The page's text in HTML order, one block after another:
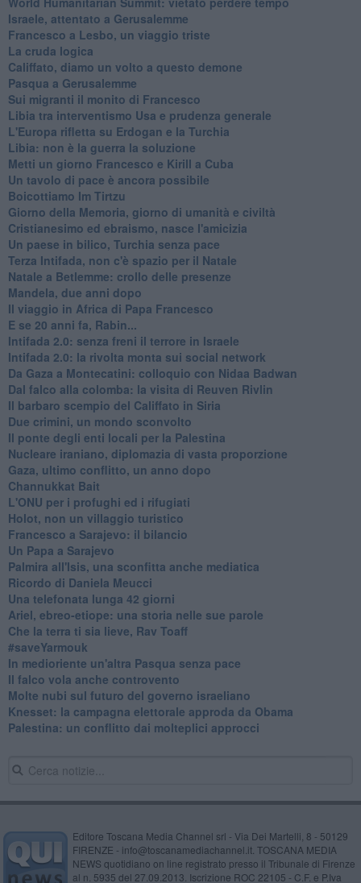
Israele, attentato a Gerusalemme
Francesco a Lesbo, un viaggio triste
La cruda logica
Califfato, diamo un volto a questo demone
Pasqua a Gerusalemme
Sui migranti il monito di Francesco
Libia tra interventismo Usa e prudenza generale
L'Europa rifletta su Erdogan e la Turchia
Libia: non è la guerra la soluzione
Metti un giorno Francesco e Kirill a Cuba
Un tavolo di pace è ancora possibile
Boicottiamo Im Tirtzu
Giorno della Memoria, giorno di umanità e civiltà
Cristianesimo ed ebraismo, nasce l'amicizia
Un paese in bilico, Turchia senza pace
Terza Intifada, non c'è spazio per il Natale
Natale a Betlemme: crollo delle presenze
Mandela, due anni dopo
Il viaggio in Africa di Papa Francesco
E se 20 anni fa, Rabin...
Intifada 2.0: senza freni il terrore in Israele
Intifada 2.0: la rivolta monta sui social network
Da Gaza a Montecatini: colloquio con Nidaa Badwan
Dal falco alla colomba: la visita di Reuven Rivlin
Il barbaro scempio del Califfato in Siria
Due crimini, un mondo sconvolto
Il ponte degli enti locali per la Palestina
Nucleare iraniano, diplomazia di vasta proporzione
Gaza, ultimo conflitto, un anno dopo
Channukkat Bait
L'ONU per i profughi ed i rifugiati
Holot, non un villaggio turistico
Francesco a Sarajevo: il bilancio
Un Papa a Sarajevo
Palmira all'Isis, una sconfitta anche mediatica
Ricordo di Daniela Meucci
​Una telefonata lunga 42 giorni
​Ariel, ebreo-etiope: una storia nelle sue parole
Che la terra ti sia lieve, Rav Toaff
​#saveYarmouk
​In medioriente un'altra Pasqua senza pace
​Il falco vola anche controvento
Molte nubi sul futuro del governo israeliano
Knesset: la campagna elettorale approda da Obama
Palestina: un conflitto dai molteplici approcci
Editore Toscana Media Channel srl - Via Dei Martelli, 8 - 50129
FIRENZE - info@toscanamediachannel.it. TOSCANA MEDIA
NEWS quotidiano on line registrato presso il Tribunale di Firenze
al n. 5935 del 27.09.2013. Iscrizione ROC 22105 - C.F. e P.Iva